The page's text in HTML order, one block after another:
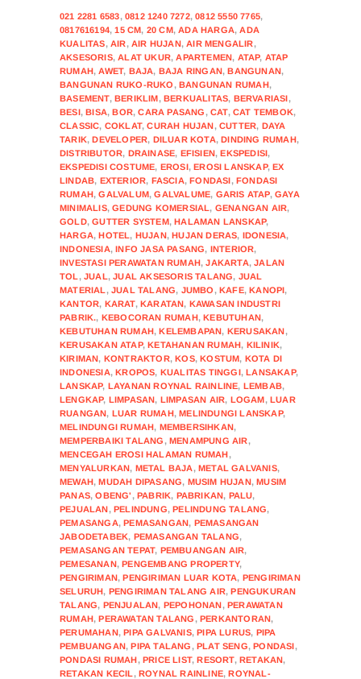
021 2281 6583,0812 1240 7272,0812 5550 7765,
0817616194,15 CM, 20 CM,ADA HARGA,ADA
KUALITAS,AIR,AIR HUJAN,AIR MENGALIR,
AKSESORIS,ALAT UKUR,APARTEMEN, ATAP, ATAP
RUMAH,AWET, BAJA, BAJA RINGAN,BANGUNAN,
BANGUNAN RUKO-RUKO ,BANGUNAN RUMAH,
BASEMENT,BERIKLIM,BERKUALITAS, BERVARIASI,
BESI,BISA,BOR,CARA PASANG ,CAT,CAT TEMBOK,
CLASSIC, COKLAT,CURAH HUJAN,CUTTER, DAYA
TARIK,DEVELOPER, DILUAR KOTA,DINDING RUMAH,
DISTRIBUTOR, DRAINASE, EFISIEN,EKSPEDISI,
EKSPEDISI COSTUME, EROSI,EROSI LANSKAP,EX
LINDAB, EXTERIOR, FASCIA,FONDASI,FONDASI
RUMAH,GALVALUM,GALVALUME, GARIS ATAP,GAYA
MINIMALIS,GEDUNG KOMERSIAL, GENANGAN AIR,
GOLD,GUTTER SYSTEM,HALAMAN LANSKAP,
HARGA,HOTEL, HUJAN,HUJAN DERAS, IDONESIA,
INDONESIA,INFO JASA PASANG, INTERIOR,
INVESTASI PERAWATAN RUMAH,JAKARTA,JALAN
TOL ,JUAL,JUAL AKSESORIS TALANG, JUAL
MATERIAL ,JUAL TALANG, JUMBO ,KAFE,KANOPI,
KANTOR, KARAT,KARATAN, KAWASAN INDUSTRI
PABRIK., KEBOCORAN RUMAH,KEBUTUHAN,
KEBUTUHAN RUMAH,KELEMBAPAN, KERUSAKAN,
KERUSAKAN ATAP,KETAHANAN RUMAH, KILINIK,
KIRIMAN, KONTRAKTOR,KOS,KOSTUM, KOTA DI
INDONESIA,KROPOS, KUALITAS TINGGI,LANSAKAP,
LANSKAP, LAYANAN ROYNAL RAINLINE, LEMBAB,
LENGKAP, LIMPASAN, LIMPASAN AIR, LOGAM,LUAR
RUANGAN, LUAR RUMAH,MELINDUNGI LANSKAP,
MELINDUNGI RUMAH, MEMBERSIHKAN,
MEMPERBAIKI TALANG ,MENAMPUNG AIR,
MENCEGAH EROSI HALAMAN RUMAH,
MENYALURKAN, METAL BAJA,METAL GALVANIS,
MEWAH,MUDAH DIPASANG, MUSIM HUJAN,MUSIM
PANAS,OBENG' ,PABRIK, PABRIKAN, PALU,
PEJUALAN,PELINDUNG,PELINDUNG TALANG,
PEMASANGA,PEMASANGAN, PEMASANGAN
JABODETABEK, PEMASANGAN TALANG,
PEMASANGAN TEPAT, PEMBUANGAN AIR,
PEMESANAN,PENGEMBANG PROPERTY,
PENGIRIMAN,PENGIRIMAN LUAR KOTA, PENGIRIMAN
SELURUH, PENGIRIMAN TALANG AIR,PENGUKURAN
TALANG, PENJUALAN, PEPOHONAN,PERAWATAN
RUMAH,PERAWATAN TALANG ,PERKANTORAN,
PERUMAHAN,PIPA GALVANIS,PIPA LURUS, PIPA
PEMBUANGAN,PIPA TALANG ,PLAT SENG,PONDASI,
PONDASI RUMAH,PRICE LIST,RESORT,RETAKAN,
RETAKAN KECIL ,ROYNAL RAINLINE,ROYNAL-